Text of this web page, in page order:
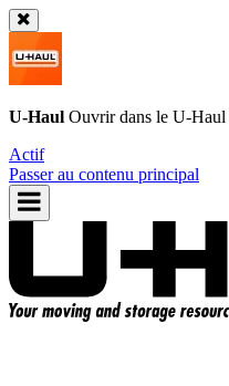
U-Haul Ouvrir dans le U-Haul
Actif
Passer au contenu principal